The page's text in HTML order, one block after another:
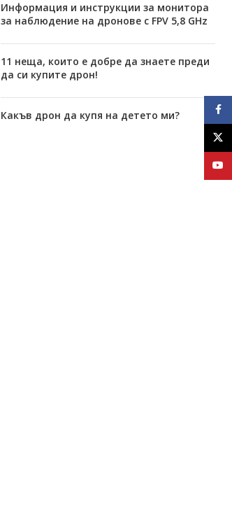
Информация и инструкции за монитора
за наблюдение на дронове с FPV 5,8 GHz
11 неща, които е добре да знаете преди
да си купите дрон!
Какъв дрон да купя на детето ми?